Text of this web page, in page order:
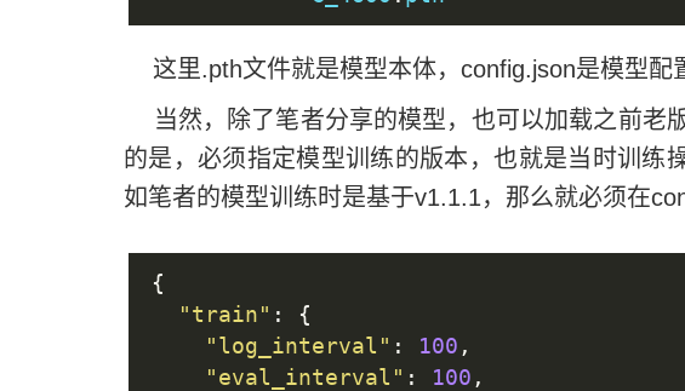
这里.pth文件就是模型本体，config.json是模型配
当然，除了笔者分享的模型，也可以加载之前老
的是，必须指定模型训练的版本，也就是当时训练
如笔者的模型训练时是基于v1.1.1，那么就必须在
{
"train" :
{
"log_interval" : 100 ,
"eval_interval" : 100 ,